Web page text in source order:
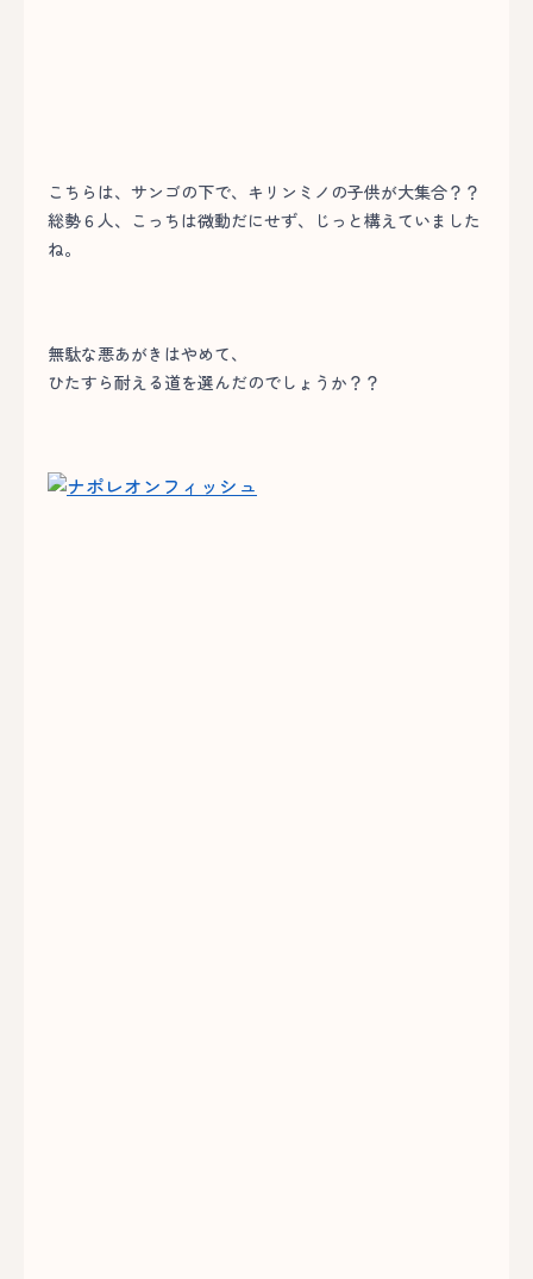
こちらは、サンゴの下で、キリンミノの子供が大集合？？
総勢６人、こっちは微動だにせず、じっと構えていました
ね。
無駄な悪あがきはやめて、
ひたすら耐える道を選んだのでしょうか？？